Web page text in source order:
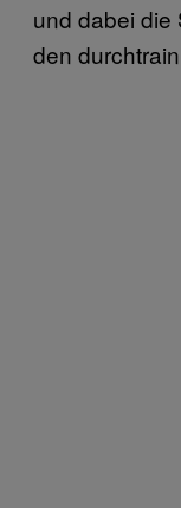
und dabei die
den